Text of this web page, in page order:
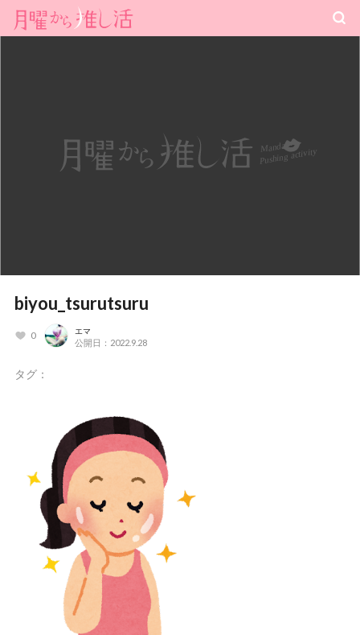
biyou_tsurutsuru
0 エマ
公開日：2022.9.28
タグ：